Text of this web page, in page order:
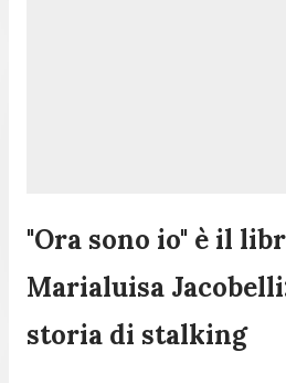
"Ora sono io" è il
Marialuisa
storia di stalking